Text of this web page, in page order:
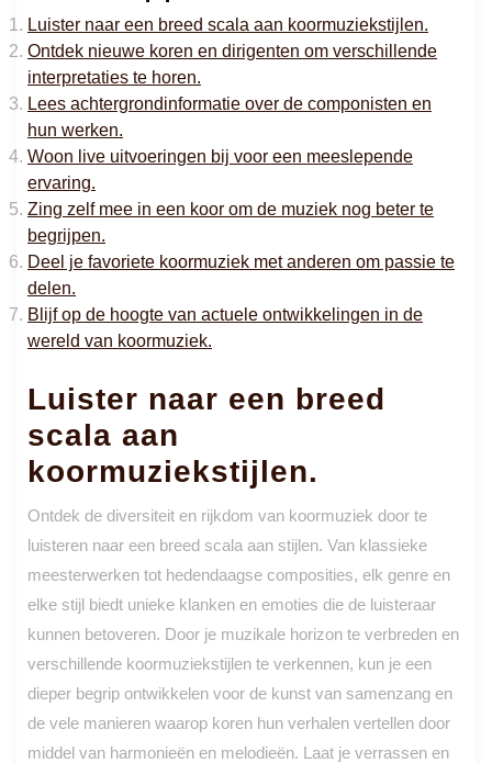
Luister naar een breed scala aan koormuziekstijlen.
Ontdek nieuwe koren en dirigenten om verschillende
interpretaties te horen.
Lees achtergrondinformatie over de componisten en
hun werken.
Woon live uitvoeringen bij voor een meeslepende
ervaring.
Zing zelf mee in een koor om de muziek nog beter te
begrijpen.
Deel je favoriete koormuziek met anderen om passie te
delen.
Blijf op de hoogte van actuele ontwikkelingen in de
wereld van koormuziek.
Luister naar een breed
scala aan
koormuziekstijlen.
Ontdek de diversiteit en rijkdom van koormuziek door te
luisteren naar een breed scala aan stijlen. Van klassieke
meesterwerken tot hedendaagse composities, elk genre en
elke stijl biedt unieke klanken en emoties die de luisteraar
kunnen betoveren. Door je muzikale horizon te verbreden en
verschillende koormuziekstijlen te verkennen, kun je een
dieper begrip ontwikkelen voor de kunst van samenzang en
de vele manieren waarop koren hun verhalen vertellen door
middel van harmonieën en melodieën. Laat je verrassen en